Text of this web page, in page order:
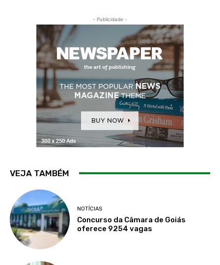
- Publicidade -
VEJA TAMBÉM
NOTÍCIAS
Concurso da Câmara de Goiás
oferece 9254 vagas